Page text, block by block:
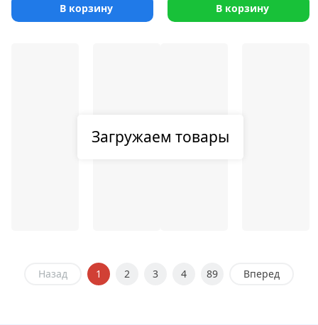
В корзину В корзину
Загружаем товары
Назад 1 2 3 4 89 Вперед